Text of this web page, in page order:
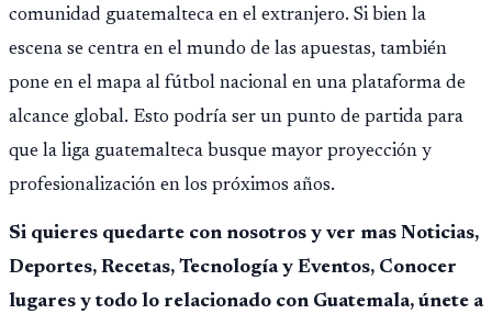
comunidad guatemalteca en el extranjero. Si bien la
escena se centra en el mundo de las apuestas, también
pone en el mapa al fútbol nacional en una plataforma de
alcance global. Esto podría ser un punto de partida para
que la liga guatemalteca busque mayor proyección y
profesionalización en los próximos años.
Si quieres quedarte con nosotros y ver mas Noticias,
Deportes, Recetas, Tecnología y Eventos, Conocer
lugares y todo lo relacionado con Guatemala, únete a